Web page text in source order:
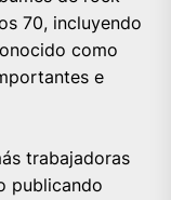
70, incluyendo
como
e
trabajadoras
publicando